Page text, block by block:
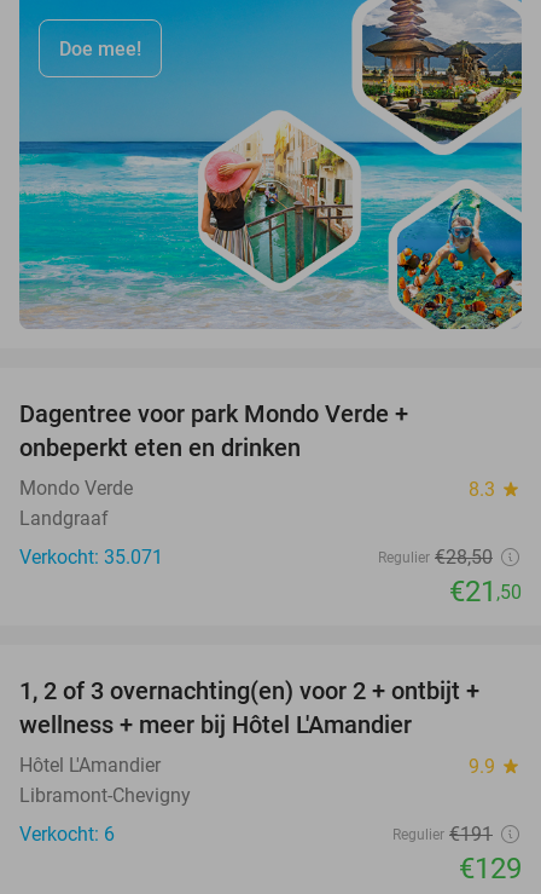
Doe mee!
Dagentree voor park Mondo Verde +
onbeperkt eten en drinken
Mondo Verde 8.3 star
Landgraaf
Verkocht: 35.071
Regulier €28,50
€21 ,50
32%
TODAY
1, 2 of 3 overnachting(en) voor 2 + ontbijt +
wellness + meer bij Hôtel L'Amandier
Hôtel L'Amandier 9.9 star
Libramont-Chevigny
Verkocht: 6
Regulier €191
€129